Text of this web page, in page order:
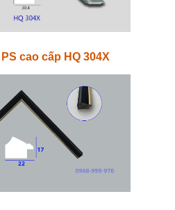
cao cấp HQ 304X